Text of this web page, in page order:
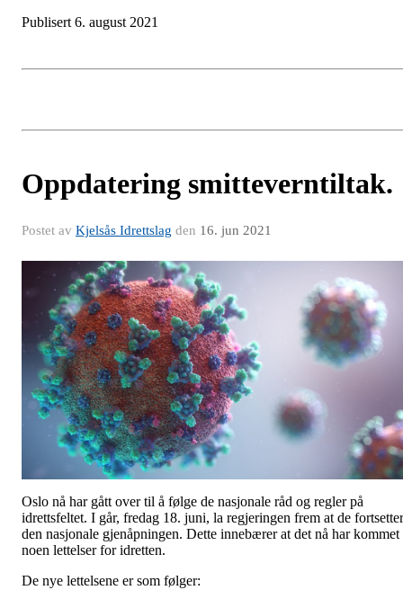
Publisert 6. august 2021
Oppdatering smitteverntiltak.
Postet av Kjelsås Idrettslag den 16. jun 2021
Oslo nå har gått over til å følge de nasjonale råd og regler på
idrettsfeltet. I går, fredag 18. juni, la regjeringen frem at de fortsetter
den nasjonale gjenåpningen. Dette innebærer at det nå har kommet
noen lettelser for idretten.
De nye lettelsene er som følger: